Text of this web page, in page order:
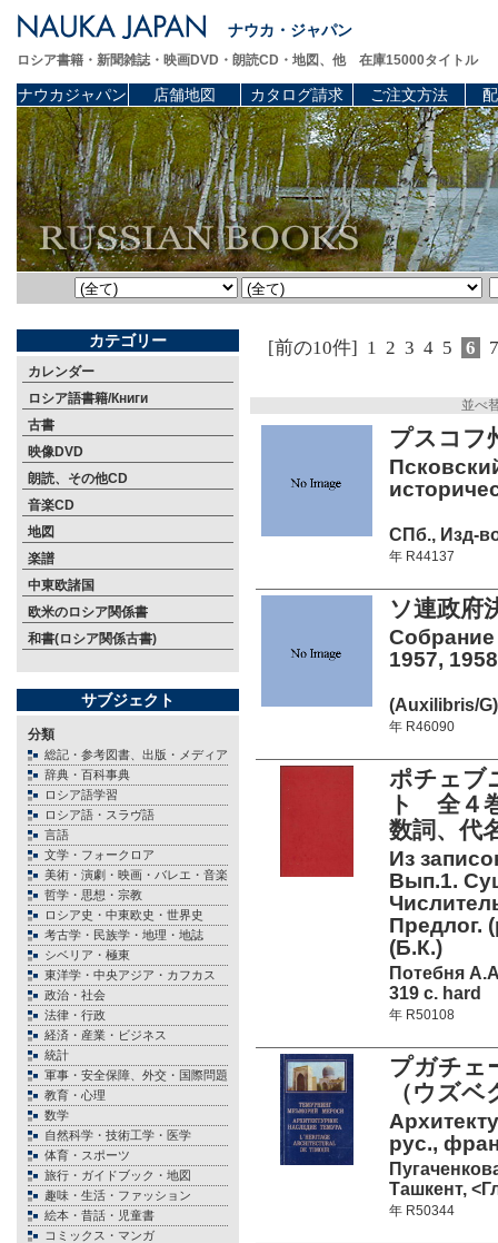
ナウカ・ジャパン
ロシア書籍・新聞雑誌・映画DVD・朗読CD・地図、他 在庫15000タイトル
ナウカジャパン 店舗地図 カタログ請求 ご注文方法
カテゴリー
カレンダー
ロシア語書籍/Книги
古書
映像DVD
朗読、その他CD
音楽CD
地図
楽譜
中東欧諸国
欧米のロシア関係書
和書(ロシア関係古書)
サブジェクト
分類
総記・参考図書、出版・メディア
辞典・百科事典
ロシア語学習
ロシア語・スラヴ語
言語
文学・フォークロア
美術・演劇・映画・バレエ・音楽
哲学・思想・宗教
ロシア史・中東欧史・世界史
考古学・民族学・地理・地誌
シベリア・極東
東洋学・中央アジア・カフカス
政治・社会
法律・行政
経済・産業・ビジネス
統計
軍事・安全保障、外交・国際問題
教育・心理
数学
自然科学・技術工学・医学
体育・スポーツ
旅行・ガイドブック・地図
趣味・生活・ファッション
絵本・昔話・児童書
コミックス・マンガ
[前の10件] 1 2 3 4 5 6 7
並べ
プスコフ
СПб., Изд-
年 R44137
ソ連政府
Собрание
1957,
(Auxilibris/
年 R46090
ポチェブ
ト 全４
数詞、代
Из
Вып.1.
Предлог.
(Б.К.)
Потебня
319 c. hard
年 R50108
プガチェ
（ウズ
рус.,
Ташкент,
年 R50344